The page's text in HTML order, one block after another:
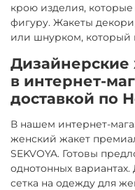
крою изделия,
фигуру. Жакеты
или шнурком, который
в интернет-
доставкой по
В нашем интернет-
женский жакет
SEKVOYA. Готовы
однотонных
сетка на одежду для